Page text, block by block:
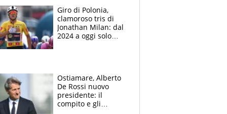
a Burgos
Giro di Polonia,
clamoroso tris di
Jonathan Milan: dal
2024 a oggi solo
Ostiamare, Alberto
De Rossi nuovo
presidente: il
compito e gli